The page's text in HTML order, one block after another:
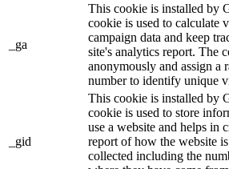
_ga
This cookie is installed by
cookie is used to calculate
campaign data and keep
site's analytics report. The
anonymously and assign a
number to identify unique
_gid
This cookie is installed by
cookie is used to store
use a website and helps in
report of how the website
collected including the